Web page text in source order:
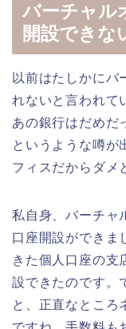
バーチャル
開設できな
以前はたしかにバ
れないと言われて
あの銀行はだめだ
というような噂が
フィスだからダメ
私自身、バーチャ
口座開設ができま
きた個人口座の支
設できたのです。
と、正直なところ